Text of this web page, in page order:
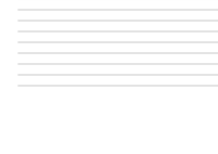
Alma Garden
Alma Garden
Alma Garden
Alma Garden
Alma Garden
Alma Garden
Alma Garden
Alma Garden
Alma Garden